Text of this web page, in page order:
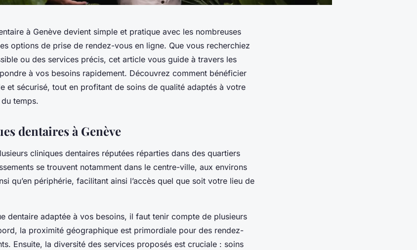
à Genève devient simple et pratique avec les nombreuses
options de prise de rendez-vous en ligne. Que vous recherchiez
ou des services précis, cet article vous guide à travers les
à vos besoins rapidement. Découvrez comment bénéficier
et sécurisé, tout en profitant de soins de qualité adaptés à votre
temps.
dentaires à Genève
cliniques dentaires réputées réparties dans des quartiers
se trouvent notamment dans le centre-ville, aux environs
qu’en périphérie, facilitant ainsi l’accès quel que soit votre lieu de
dentaire adaptée à vos besoins, il faut tenir compte de plusieurs
la proximité géographique est primordiale pour des rendez-
Ensuite, la diversité des services proposés est cruciale : soins